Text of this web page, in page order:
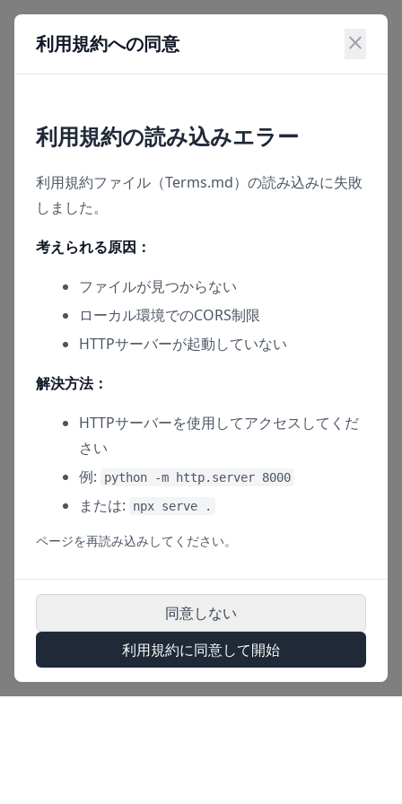
利用規約への同意 close
利用規約の読み込みエラー
利用規約ファイル（Terms.md）の読み込みに失敗
しました。
考えられる原因：
ファイルが見つからない
ローカル環境でのCORS制限
HTTPサーバーが起動していない
解決方法：
HTTPサーバーを使用してアクセスしてくだ
さい
例:
python -m http.server 8000
または: npx serve .
ページを再読み込みしてください。
同意しない
利用規約に同意して開始